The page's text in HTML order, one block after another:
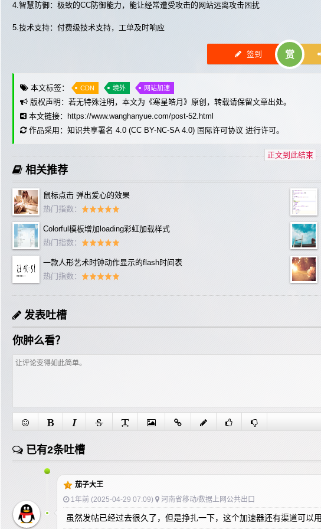
4.智慧防御：极致的CC防御能力，能让经常遭受攻击的网站远离攻击困扰
5.技术支持：付费级技术支持，工单及时响应
签到 赏
本文标签： CDN 境外 网站加速
版权声明：若无特殊注明，本文为《寒星皓月 》原创，转载请保留文章出处。
本文链接：
https://www.wanghanyue.com/post-52.html
作品采用： 知识共享署名 4.0 (CC BY-NC-SA 4.0) 国际许可协议 进行许可。
正文到此结束
相关推荐
鼠标点击 弹出爱心的效果
热门指数：
Colorful模板增加loading彩虹加载样式
热门指数：
一款人形艺术时钟动作显示的flash时间表
热门指数：
发表吐槽
你肿么看？
已有2条吐槽
茄子大王
1年前 (2025-04-29 07:09)
河南省移动/数据上网公共出口
虽然发帖已经过去很久了，但是挣扎一下，这个加速器还有渠道可以